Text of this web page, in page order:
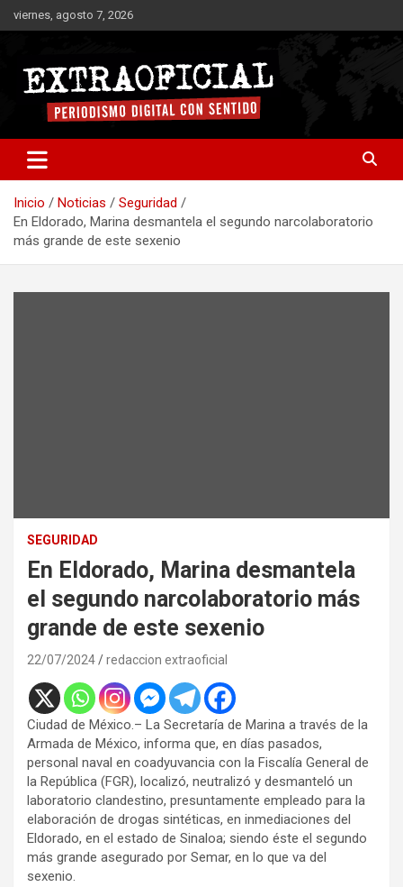
Saltar
al
viernes, agosto 7, 2026
Extraoficial
Inicio Noticias
Seguridad
En Eldorado, Marina desmantela el segundo narcolaboratorio
más grande de este sexenio
SEGURIDAD
En Eldorado, Marina desmantela
el segundo narcolaboratorio más
grande de este sexenio
22/07/2024 redaccion extraoficial
Ciudad de México.– La Secretaría de Marina a través de la
Armada de México, informa que, en días pasados,
personal naval en coadyuvancia con la Fiscalía General de
la República (FGR), localizó, neutralizó y desmanteló un
laboratorio clandestino, presuntamente empleado para la
elaboración de drogas sintéticas, en inmediaciones del
Eldorado, en el estado de Sinaloa; siendo éste el segundo
más grande asegurado por Semar, en lo que va del
sexenio.